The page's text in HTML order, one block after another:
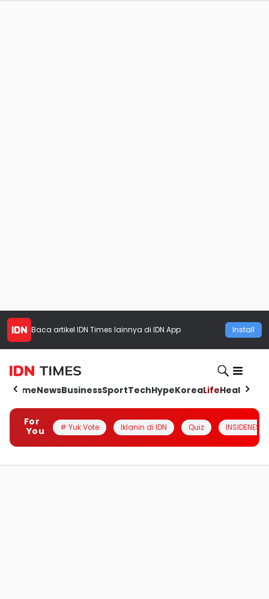
Baca artikel IDN Times lainnya di IDN App Install
HomeNewsBusinessSportTechHypeKoreaLifeHealth
For
You
# Yuk Vote Iklanin di IDN Quiz INSIDENESIA